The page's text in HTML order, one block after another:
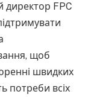
директор FPC
щоб
швидких
потреби всіх